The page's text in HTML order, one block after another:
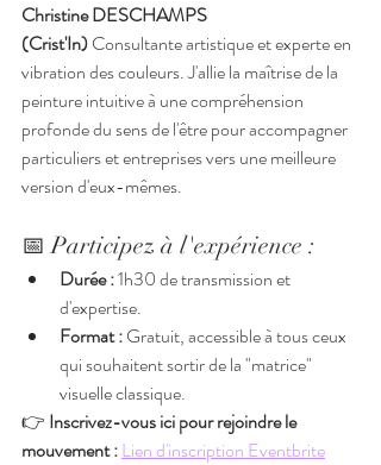
Christine DESCHAMPS
(Crist'In) Consultante artistique et experte en
vibration des couleurs. J'allie la maîtrise de la
peinture intuitive à une compréhension
profonde du sens de l'être pour accompagner
particuliers et entreprises vers une meilleure
version d'eux-mêmes.
📅 Participez à l'expérience :
Durée : 1h30 de transmission et
d'expertise.
Format : Gratuit, accessible à tous ceux
qui souhaitent sortir de la "matrice"
visuelle classique.
👉 Inscrivez-vous ici pour rejoindre le
mouvement :Lien d'inscription Eventbrite